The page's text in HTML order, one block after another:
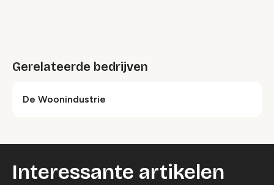
Gerelateerde bedrijven
De Woonindustrie
Interessante artikelen